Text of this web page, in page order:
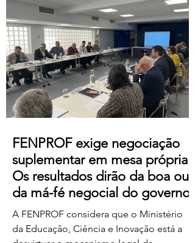
esclarecimento aos professores e
educadores. Para aceder ao plenário,
basta clicar no link a partir das 17 horas de
sexta-feira, dia 7 de agosto:
https://us06web.zoom.us/j/85736793433
FENPROF exige negociação
suplementar em mesa própria.
Os resultados dirão da boa ou
da má-fé negocial do governo
A FENPROF considera que o Ministério
da Educação, Ciência e Inovação está a